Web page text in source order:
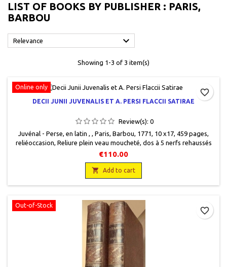
LIST OF BOOKS BY PUBLISHER : PARIS,
BARBOU
Relevance 
Showing 1-3 of 3 item(s)
Online only
DECII JUNII JUVENALIS ET A. PERSI FLACCII SATIRAE
Review(s): 0
Juvénal - Perse, en latin , , Paris, Barbou, 1771, 10 x17, 459 pages,
reliéoccasion, Reliure plein veau moucheté, dos à 5 nerfs rehaussés
de double filets, pièce de titre cuir brun, titre et filets gravés or, bas
€110.00
 Add to cart
favorite_border
Out-of-Stock
favorite_border